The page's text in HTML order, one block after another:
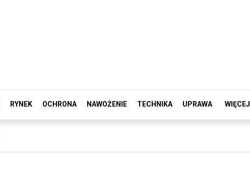
RYNEK OCHRONA NAWOŻENIE TECHNIKA UPRAWA WIĘCEJ